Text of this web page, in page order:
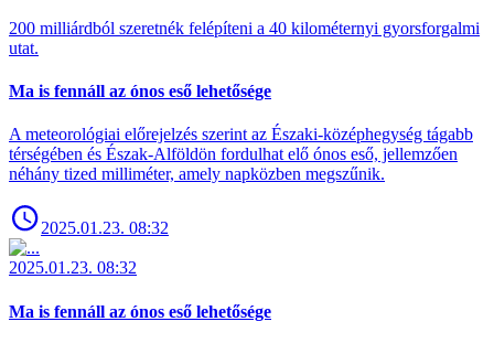
200 milliárdból szeretnék felépíteni a 40 kilométernyi gyorsforgalmi
utat.
Ma is fennáll az ónos eső lehetősége
A meteorológiai előrejelzés szerint az Északi-középhegység tágabb
térségében és Észak-Alföldön fordulhat elő ónos eső, jellemzően
néhány tized milliméter, amely napközben megszűnik.
2025.01.23. 08:32
2025.01.23. 08:32
Ma is fennáll az ónos eső lehetősége